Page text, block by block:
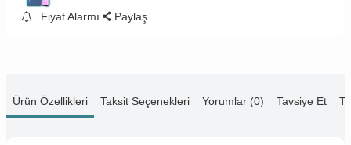
Fiyat Alarmı Paylaş
Ürün Özellikleri Taksit Seçenekleri Yorumlar (0) Tavsiye Et